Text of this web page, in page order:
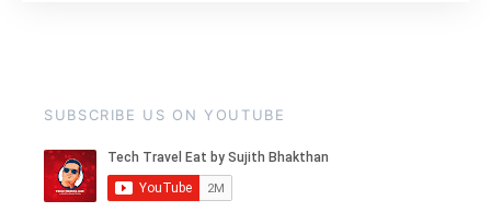
SUBSCRIBE US ON YOUTUBE